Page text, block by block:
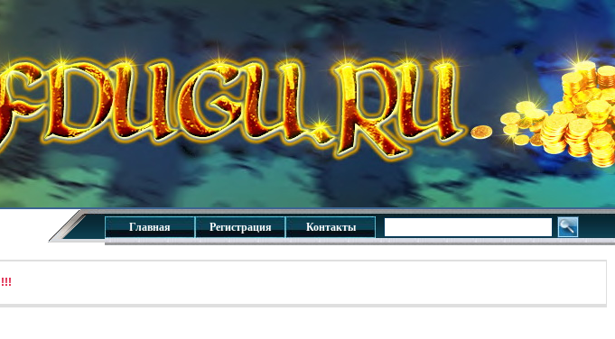
Главная Регистрация Контакты